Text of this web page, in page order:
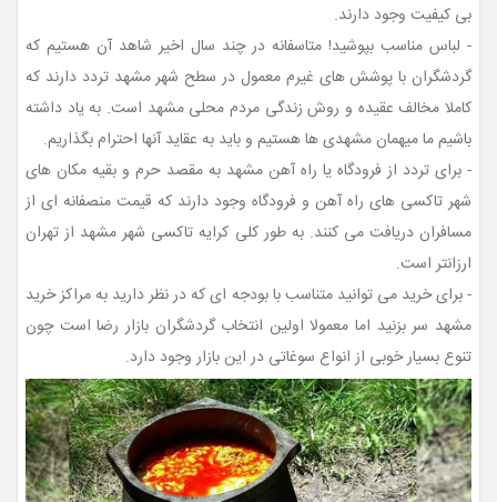
بی کیفیت وجود دارند.
- لباس مناسب بپوشید! متاسفانه در چند سال اخیر شاهد آن هستیم که
گردشگران با پوشش های غیرم معمول در سطح شهر مشهد تردد دارند که
کاملا مخالف عقیده و روش زندگی مردم محلی مشهد است. به یاد داشته
باشیم ما میهمان مشهدی ها هستیم و باید به عقاید آنها احترام بگذاریم.
- برای تردد از فرودگاه یا راه آهن مشهد به مقصد حرم و بقیه مکان های
شهر تاکسی های راه آهن و فرودگاه وجود دارند که قیمت منصفانه ای از
مسافران دریافت می کنند. به طور کلی کرایه تاکسی شهر مشهد از تهران
ارزانتر است.
- برای خرید می توانید متناسب با بودجه ای که در نظر دارید به مراکز خرید
مشهد سر بزنید اما معمولا اولین انتخاب گردشگران بازار رضا است چون
تنوع بسیار خوبی از انواع سوغاتی در این بازار وجود دارد.